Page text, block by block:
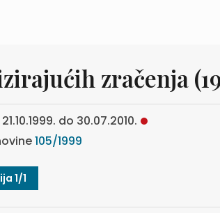
zračenja
do 30.07.2010.
105/1999
1/1